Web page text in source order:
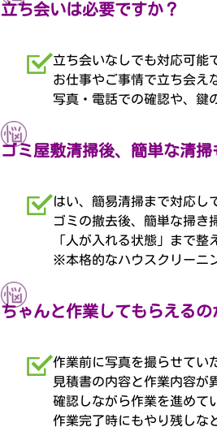
立ち会いは必要ですか？
立ち会いなしでも対応可能
お仕事やご事情で立ち会え
写真・電話での確認や、鍵
ゴミ屋敷清掃後、簡単な清掃
はい、簡易清掃まで対応し
ゴミの撤去後、簡単な掃き
「人が入れる状態」まで整
※本格的なハウスクリーニ
ちゃんと作業してもらえる
作業前に写真を撮らせてい
見積書の内容と作業内容が
確認しながら作業を進めて
作業完了時にもやり残しな